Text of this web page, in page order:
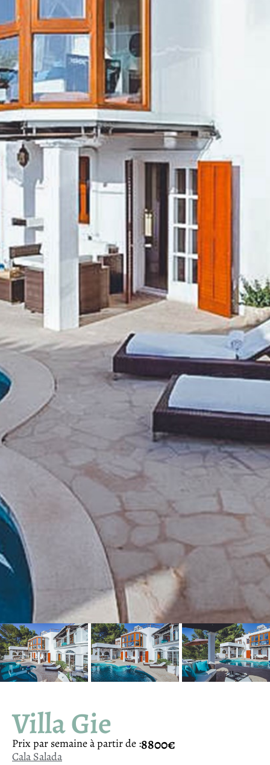
Villa Gie
Prix ​​par semaine à partir de :8800€
Cala Salada